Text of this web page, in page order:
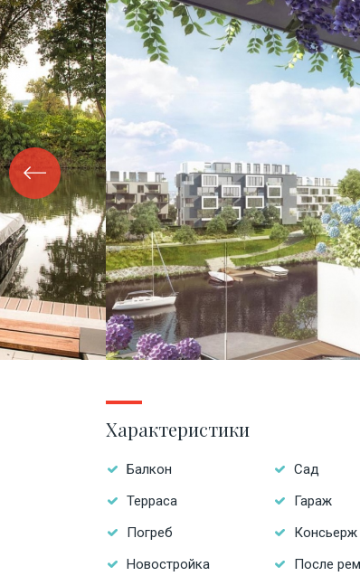
Характеристики
Балкон
Сад
Терраса
Гараж
Погреб
Консьерж
Новостройка
После